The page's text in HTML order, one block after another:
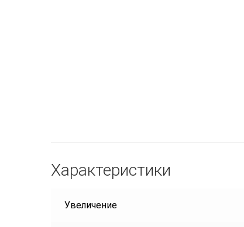
Характеристики
Увеличение